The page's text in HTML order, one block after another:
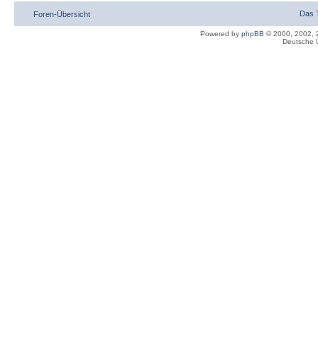
Foren-Übersicht Das
Powered by phpBB © 2000, 2002,
Deutsche